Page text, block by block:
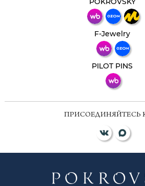
F-Jewelry
PILOT PINS
ПРИСОЕДИНЯЙТЕСЬ